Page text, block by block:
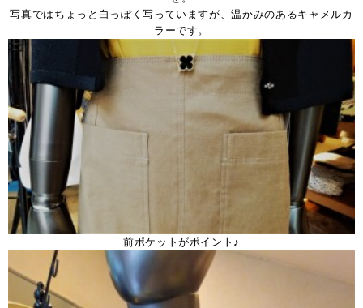
写真ではちょっと白っぽく写っていますが、温かみのあるキャメルカ
ラーです。
前ポケットがポイント♪